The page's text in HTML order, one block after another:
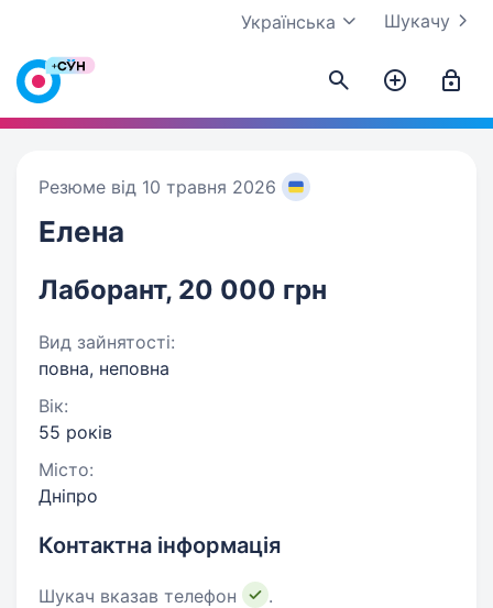
Шукачу
Українська
Резюме від 10 травня 2026
Елена
Лаборант, 20 000 грн
Вид зайнятості:
повна, неповна
Вік:
55 років
Місто:
Дніпро
Контактна інформація
Шукач вказав телефон
.